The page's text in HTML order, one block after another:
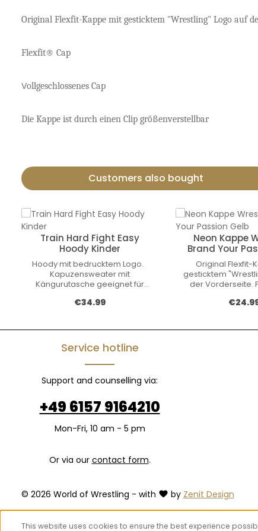
Original Flexfit-Kappe mit gesticktem "Wrestling" Logo auf
Flexfit® Cap
Vollgeschlossenes Cap
Die Kappe ist durch einen Clip größenverstellbar
Customers also bought
Skip product gallery
Train Hard Fight Easy
Hoody Kinder
Hoody mit bedrucktem Logo.
Kapuzensweater mit
Kängurutasche geeignet für
Kapuze mit kontrastfarbenem
Baumwolle, 20% Polyester
Gewicht: 300 g/m2
Regular price:
€34.99
Neon Kappe
Brand Your
Original Flexfit-
gesticktem
der Vorderseite.
Regular
Service hotline
Support and counselling via:
+49 6157 9164210
Mon-Fri, 10 am - 5 pm
Or via our contact form.
© 2026 World of Wrestling - with by Zenit Design
This website uses cookies to ensure the best experience